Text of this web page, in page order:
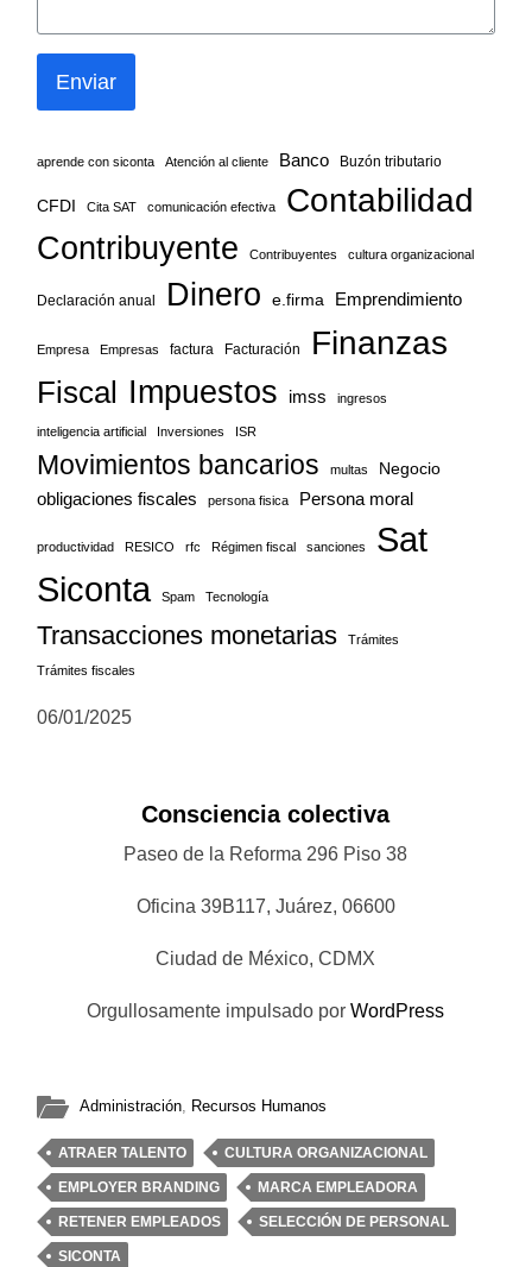
Enviar
aprende con siconta Atención al cliente Banco Buzón tributario
CFDI Cita SAT comunicación efectiva Contabilidad
Contribuyente Contribuyentes cultura organizacional
Declaración anual Dinero e.firma Emprendimiento
Empresa Empresas factura Facturación Finanzas
Fiscal Impuestos imss ingresos
inteligencia artificial Inversiones ISR
Movimientos bancarios multas Negocio
obligaciones fiscales persona fisica Persona moral
productividad RESICO rfc Régimen fiscal sanciones Sat
Siconta Spam Tecnología
Transacciones monetarias Trámites
Trámites fiscales
06/01/2025
Consciencia colectiva
Paseo de la Reforma 296 Piso 38
Oficina 39B117, Juárez, 06600
Ciudad de México, CDMX
Orgullosamente impulsado porWordPress
Administración, Recursos Humanos
ATRAER TALENTO CULTURA ORGANIZACIONAL
EMPLOYER BRANDING MARCA EMPLEADORA
RETENER EMPLEADOS SELECCIÓN DE PERSONAL
SICONTA